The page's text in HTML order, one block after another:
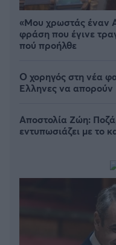
«Μου χρωστάς έναν
φράση που έγινε
πού προήλθε
Ο χορηγός στη νέα
Έλληνες να απορούν
Αποστολία Ζώη:
εντυπωσιάζει με το